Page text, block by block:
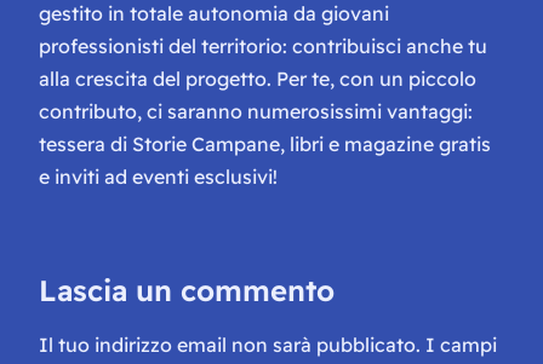
gestito in totale autonomia da giovani
professionisti del territorio: contribuisci anche tu
alla crescita del progetto. Per te, con un piccolo
contributo, ci saranno numerosissimi vantaggi:
tessera di Storie Campane, libri e magazine gratis
e inviti ad eventi esclusivi!
Lascia un commento
Il tuo indirizzo email non sarà pubblicato. I campi